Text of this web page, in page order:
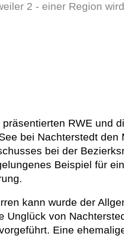
2 - einer Region
präsentierten RWE und
bei Nachterstedt den
bei der
Beispiel für
kann wurde der
Unglück von
Eine